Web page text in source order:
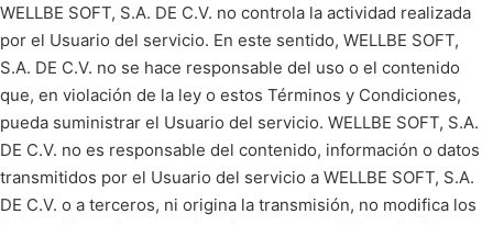
WELLBE SOFT, S.A. DE C.V. no controla la actividad realizada
por el Usuario del servicio. En este sentido, WELLBE SOFT,
S.A. DE C.V. no se hace responsable del uso o el contenido
que, en violación de la ley o estos Términos y Condiciones,
pueda suministrar el Usuario del servicio. WELLBE SOFT, S.A.
DE C.V. no es responsable del contenido, información o datos
transmitidos por el Usuario del servicio a WELLBE SOFT, S.A.
DE C.V. o a terceros, ni origina la transmisión, no modifica los